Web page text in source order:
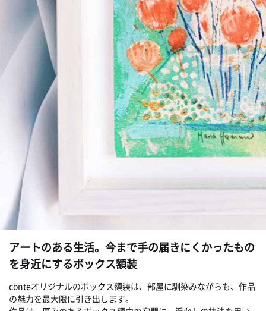
アートのある生活。今まで手の届きにくかったもの
を身近にするボックス額装
conteオリジナルのボックス額装は、部屋に馴染みながらも、作品
の魅力を最大限に引き出します。